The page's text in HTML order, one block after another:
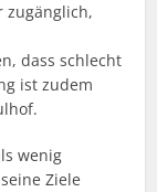
dass schlecht
ist zudem
wenig
Ziele